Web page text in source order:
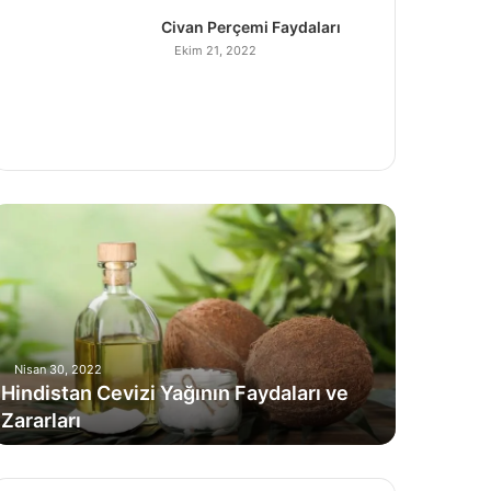
Civan Perçemi Faydaları
Ekim 21, 2022
Nisan 30, 2022
Hindistan Cevizi Yağının Faydaları ve
Zararları